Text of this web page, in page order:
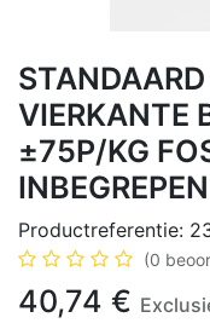
VIERKANTE
±75P/KG
Productreferentie:
(0
40,74 €